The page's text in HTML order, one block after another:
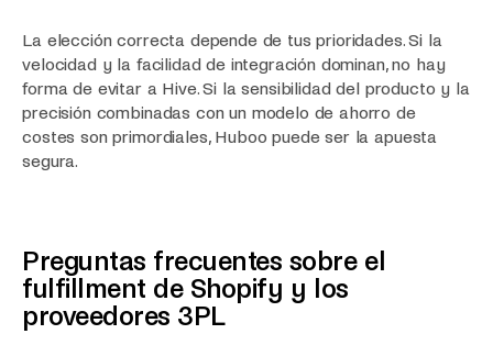
La elección correcta depende de tus prioridades. Si la
velocidad y la facilidad de integración dominan, no hay
forma de evitar a Hive. Si la sensibilidad del producto y la
precisión combinadas con un modelo de ahorro de
costes son primordiales, Huboo puede ser la apuesta
segura.
Preguntas frecuentes sobre el
fulfillment de Shopify y los
proveedores 3PL